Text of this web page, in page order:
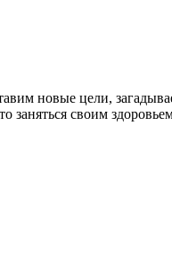
новые цели,
заняться своим